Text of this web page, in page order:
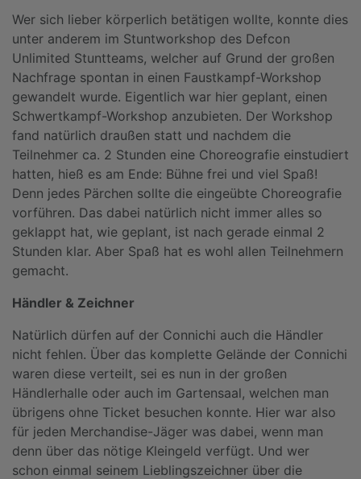
Wer sich lieber körperlich betätigen wollte, konnte dies
unter anderem im Stuntworkshop des Defcon
Unlimited Stuntteams, welcher auf Grund der großen
Nachfrage spontan in einen Faustkampf-Workshop
gewandelt wurde. Eigentlich war hier geplant, einen
Schwertkampf-Workshop anzubieten. Der Workshop
fand natürlich draußen statt und nachdem die
Teilnehmer ca. 2 Stunden eine Choreografie einstudiert
hatten, hieß es am Ende: Bühne frei und viel Spaß!
Denn jedes Pärchen sollte die eingeübte Choreografie
vorführen. Das dabei natürlich nicht immer alles so
geklappt hat, wie geplant, ist nach gerade einmal 2
Stunden klar. Aber Spaß hat es wohl allen Teilnehmern
gemacht.
Händler & Zeichner
Natürlich dürfen auf der Connichi auch die Händler
nicht fehlen. Über das komplette Gelände der Connichi
waren diese verteilt, sei es nun in der großen
Händlerhalle oder auch im Gartensaal, welchen man
übrigens ohne Ticket besuchen konnte. Hier war also
für jeden Merchandise-Jäger was dabei, wenn man
denn über das nötige Kleingeld verfügt. Und wer
schon einmal seinem Lieblingszeichner über die